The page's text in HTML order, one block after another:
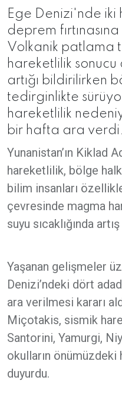
Ege Denizi'nde iki
deprem
Volkanik patlama
hareketlilik sonucu
artığı bildirilirken
tedirginlikte
hareketlilik
bir hafta ara verdi.
Yunanistan’ın Kiklad
hareketlilik, bölge
bilim insanları
çevresinde magma
suyu sıcaklığında
Yaşanan gelişmeler
Denizi’ndeki dört
ara verilmesi kararı
Miçotakis, sismik
Santorini, Yamurgi,
okulların önümüzdeki
duyurdu.